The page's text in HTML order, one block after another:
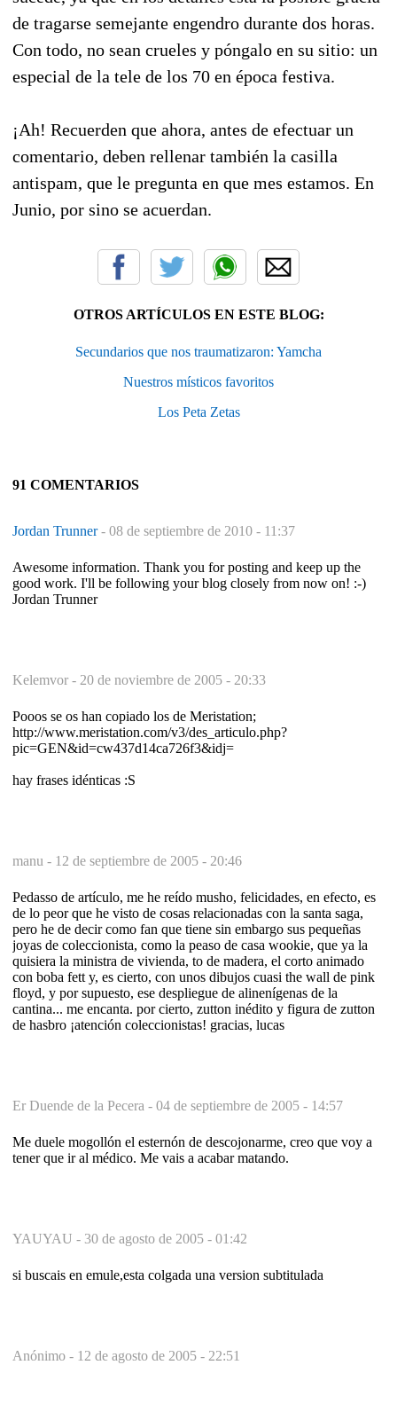
de tragarse semejante engendro durante dos horas.
Con todo, no sean crueles y póngalo en su sitio: un
especial de la tele de los 70 en época festiva.
¡Ah! Recuerden que ahora, antes de efectuar un
comentario, deben rellenar también la casilla
antispam, que le pregunta en que mes estamos. En
Junio, por sino se acuerdan.
OTROS ARTÍCULOS EN ESTE BLOG:
Secundarios que nos traumatizaron: Yamcha
Nuestros místicos favoritos
Los Peta Zetas
91 COMENTARIOS
Jordan Trunner- 08 de septiembre de 2010 - 11:37
Awesome information. Thank you for posting and keep up the
good work. I'll be following your blog closely from now on! :-)
Jordan Trunner
Kelemvor - 20 de noviembre de 2005 - 20:33
Pooos se os han copiado los de Meristation;
http://www.meristation.com/v3/des_articulo.php?
pic=GEN&id=cw437d14ca726f3&idj=
hay frases idénticas :S
manu - 12 de septiembre de 2005 - 20:46
Pedasso de artículo, me he reído musho, felicidades, en efecto, es
de lo peor que he visto de cosas relacionadas con la santa saga,
pero he de decir como fan que tiene sin embargo sus pequeñas
joyas de coleccionista, como la peaso de casa wookie, que ya la
quisiera la ministra de vivienda, to de madera, el corto animado
con boba fett y, es cierto, con unos dibujos cuasi the wall de pink
floyd, y por supuesto, ese despliegue de alinenígenas de la
cantina... me encanta. por cierto, zutton inédito y figura de zutton
de hasbro ¡atención coleccionistas! gracias, lucas
Er Duende de la Pecera - 04 de septiembre de 2005 - 14:57
Me duele mogollón el esternón de descojonarme, creo que voy a
tener que ir al médico. Me vais a acabar matando.
YAUYAU - 30 de agosto de 2005 - 01:42
si buscais en emule,esta colgada una version subtitulada
Anónimo - 12 de agosto de 2005 - 22:51